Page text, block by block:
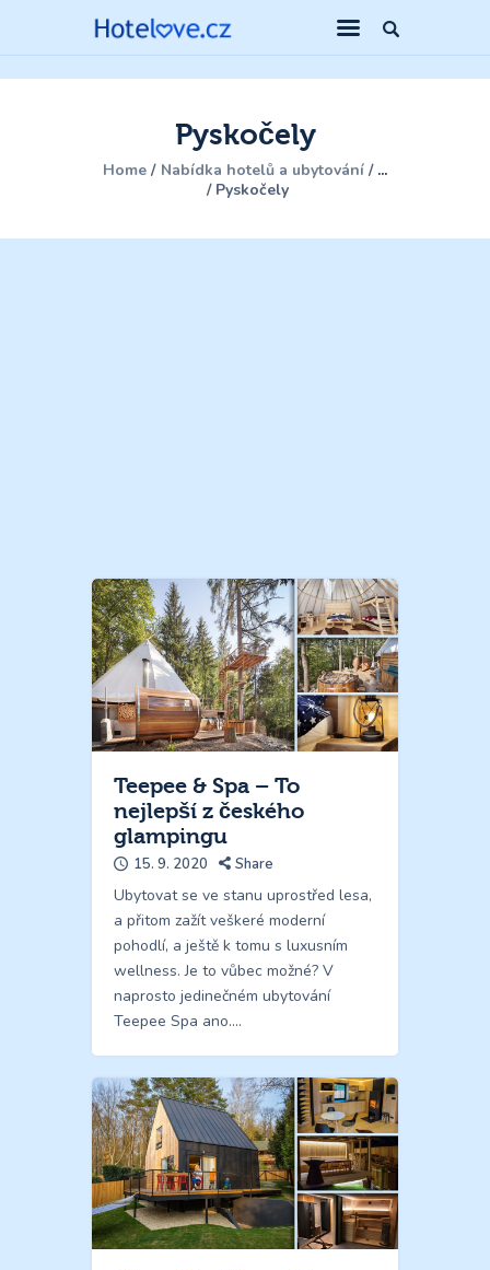
Pyskočely
Home Nabídka hotelů a ubytování
...
Pyskočely
Teepee & Spa – To
nejlepší z českého
glampingu
15. 9. 2020 Share
Ubytovat se ve stanu uprostřed lesa,
a přitom zažít veškeré moderní
pohodlí, a ještě k tomu s luxusním
wellness. Je to vůbec možné? V
naprosto jedinečném ubytování
Teepee Spa ano.…